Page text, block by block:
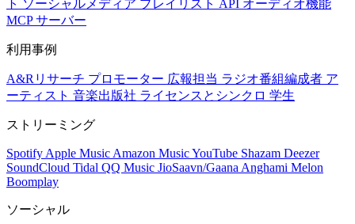
ト ソーシャルメディア プレイリスト API オーディオ機能
MCP サーバー
利用事例
A&Rリサーチ プロモーター 広報担当 ラジオ番組編成者 ア
ーティスト 音楽出版社 ライセンスとシンクロ 学生
ストリーミング
Spotify Apple Music Amazon MusicYouTube Shazam Deezer
SoundCloud Tidal QQ Music JioSaavn/Gaana Anghami Melon
Boomplay
ソーシャル